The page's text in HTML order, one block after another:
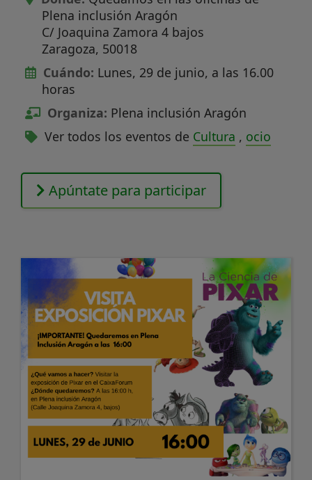
Plena inclusión Aragón
C/ Joaquina Zamora 4 bajos
Zaragoza, 50018
Cuándo: Lunes, 29 de junio, a las 16.00
horas
Organiza: Plena inclusión Aragón
Ver todos los eventos de Cultura , ocio
Apúntate para participar